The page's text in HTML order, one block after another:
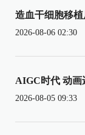
造血干细胞移
2026-08-06 02:30
AIGC时代 动画
2026-08-05 09:33